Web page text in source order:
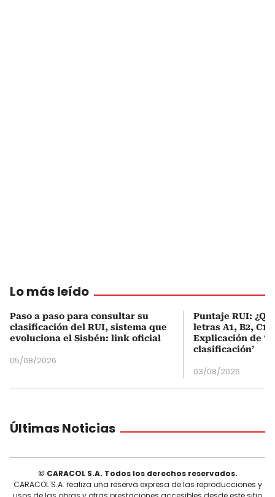
Lo más leído
Paso a paso para consultar su
clasificación del RUI, sistema que
evoluciona el Sisbén: link oficial
05/08/2026
Puntaje RUI:
letras A1, B2, C1
Explicación de
clasificación’
03/08/2026
Últimas Noticias
© CARACOL S.A. Todos los derechos reservados.
CARACOL S.A. realiza una reserva expresa de las reproducciones y